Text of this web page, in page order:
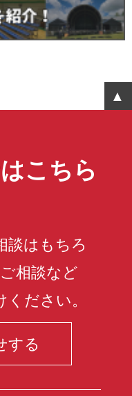
こちら
談はもちろ
相談など
ださい。
する